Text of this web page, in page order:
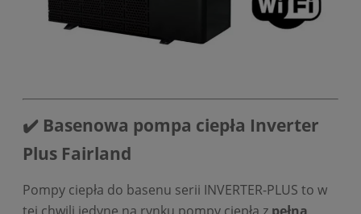
✔️ Basenowa pompa ciepła Inverter
Plus Fairland
Pompy ciepła do basenu serii INVERTER-PLUS to w